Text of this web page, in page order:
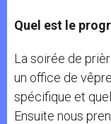
Quel est le
La soirée de
un office de
spécifique et
Ensuite nous